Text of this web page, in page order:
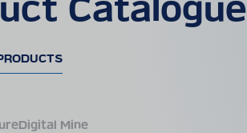
Catalogue
Digital Mine